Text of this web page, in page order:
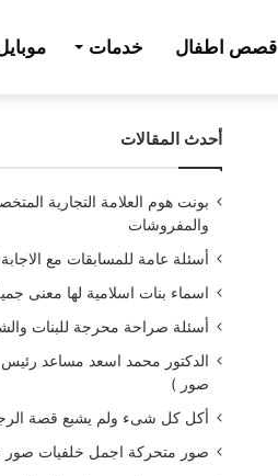
قصص اطفال خدمات
أحدث المقالات
بونت هوم العلامة التجارية
والمفروشات
أسئلة عامة للمسابقات مع الاجابة اكثر
اسماء بنات اسلامية لها معنى
أسئلة صراحة محرجة للبنات والشباب
الدكتور محمد اسعد مساعد
صور )
أكل كل شىء ولم يشبع قصة
صور متحركة اجمل خلفيات صور